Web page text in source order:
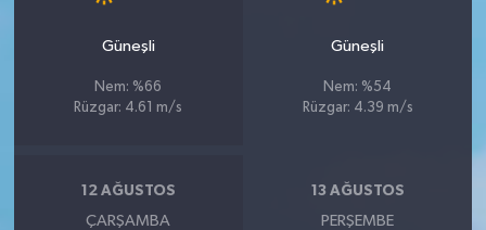
Güneşli
Nem: %66
Rüzgar: 4.61 m/s
Güneşli
Nem: %54
Rüzgar: 4.39 m/s
12 AĞUSTOS
ÇARŞAMBA
13 AĞUSTOS
PERŞEMBE